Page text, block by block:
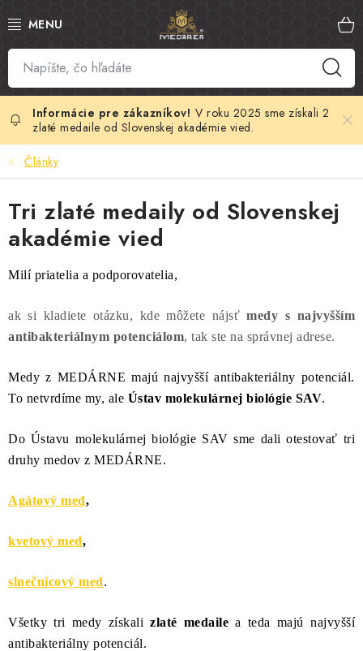
na
SLOVENSKÝ MED
MANUKA MED
VČELÍ PEĽ
MATERSKÁ KAŠIČKA
VČELÍ JED
MEDOVÁ KOZMETIKA
MEDOVÉ DARČEKOVÉ SETY
MEDOVÉ CUKROVINKY
SLUŽBY VČELÁRA
DARČEKOVÝ POUKAZ
V roku 2025 sme získali 2
zlaté medaile od Slovenskej akadémie vied.
Články
Tri zlaté medaily od Slovenskej
akadémie vied
Milí priatelia a podporovatelia,
ak si kladiete otázku, kde môžete nájsťmedy s najvyšším
antibakteriálnym potenciálom, tak ste na správnej adrese.
Medy z MEDÁRNE majú najvyšší antibakteriálny potenciál.
To netvrdíme my, ale Ústav molekulárnej biológie SAV.
Do Ústavu molekulárnej biológie SAV sme dali otestovať tri
druhy medov z MEDÁRNE.
Agátový med,
kvetový med,
slnečnicový med.
Všetky tri medy získali zlaté medaile a teda majú najvyšší
antibakteriálny potenciál.